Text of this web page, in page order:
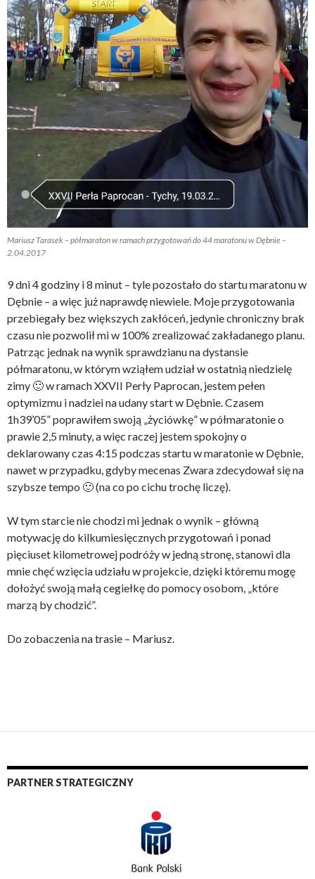
Mariusz Tarasek – półmaraton w ramach przygotowań do 44 maratonu w Dębnie –
2.04.2017
9 dni 4 godziny i 8 minut – tyle pozostało do startu maratonu w
Dębnie – a więc już naprawdę niewiele. Moje przygotowania
przebiegały bez większych zakłóceń, jedynie chroniczny brak
czasu nie pozwolił mi w 100% zrealizować zakładanego planu.
Patrząc jednak na wynik sprawdzianu na dystansie
półmaratonu, w którym wziąłem udział w ostatnią niedzielę
zimy 🙂 w ramach XXVII Perły Paprocan, jestem pełen
optymizmu i nadziei na udany start w Dębnie. Czasem
1h39’05” poprawiłem swoją „życiówkę” w półmaratonie o
prawie 2,5 minuty, a więc raczej jestem spokojny o
deklarowany czas 4:15 podczas startu w maratonie w Dębnie,
nawet w przypadku, gdyby mecenas Zwara zdecydował się na
szybsze tempo 🙂 (na co po cichu trochę liczę).
W tym starcie nie chodzi mi jednak o wynik – główną
motywację do kilkumiesięcznych przygotowań i ponad
pięciuset kilometrowej podróży w jedną stronę, stanowi dla
mnie chęć wzięcia udziału w projekcie, dzięki któremu mogę
dołożyć swoją małą cegiełkę do pomocy osobom, „które
marzą by chodzić”.
Do zobaczenia na trasie – Mariusz.
PARTNER STRATEGICZNY